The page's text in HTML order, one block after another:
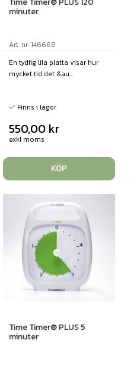
minuter
Art. nr: 146668
En tydlig lila platta visar hur
mycket tid det &au...
Finns i lager
550,00 kr
exkl moms
KÖP
Time Timer® PLUS 5
minuter